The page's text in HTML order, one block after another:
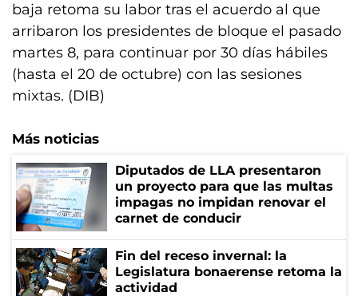
baja retoma su labor tras el acuerdo al que
arribaron los presidentes de bloque el pasado
martes 8, para continuar por 30 días hábiles
(hasta el 20 de octubre) con las sesiones
mixtas. (DIB)
Más noticias
Diputados de LLA presentaron
un proyecto para que las multas
impagas no impidan renovar el
carnet de conducir
Fin del receso invernal: la
Legislatura bonaerense retoma la
actividad